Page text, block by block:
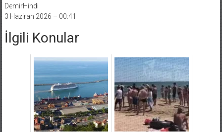
DemirHindi
3 Haziran 2026 – 00:41
İlgili Konular